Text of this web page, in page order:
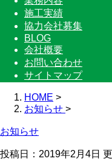
施工実績
協力会社募集
BLOG
会社概要
お問い合わせ
サイトマップ
HOME >
お知らせ >
お知らせ
投稿日：2019年2月4日 更